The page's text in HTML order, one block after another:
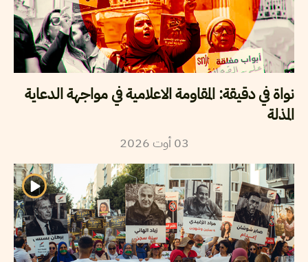
نواة في دقيقة: المقاومة الاعلامية في مواجهة الدعاية
المذلة
03 أوت2026